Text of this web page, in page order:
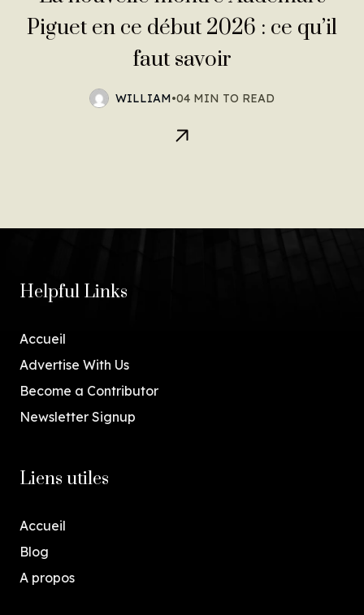
Piguet en ce début 2026 : ce qu’il
faut savoir
WILLIAM•04 MIN TO READ
Helpful Links
Accueil
Advertise With Us
Become a Contributor
Newsletter Signup
Liens utiles
Accueil
Blog
A propos